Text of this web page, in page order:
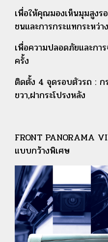
เพื่อให้คุณมองเห็นมุมสูงร
ชนและการกระแทกระหว่
เพื่อความปลอดภัยและก
ครั้ง
ติดตั้ง 4 จุดรอบตัวรถ : ก
ขวา,ฝากระโปรงหลัง
FRONT PANORAMA
แบบกว้างพิเศษ